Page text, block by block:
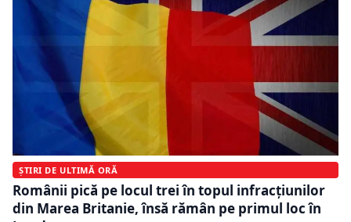
ȘTIRI DE ULTIMĂ ORĂ
Românii pică pe locul trei în topul infracțiunilor
din Marea Britanie, însă rămân pe primul loc în